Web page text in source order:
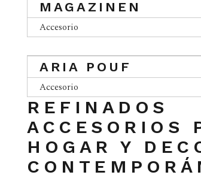
REFINADOS
ACCESORIOS
HOGAR Y
MAGAZINEN
Accesorio
ARIA POUF
Accesorio